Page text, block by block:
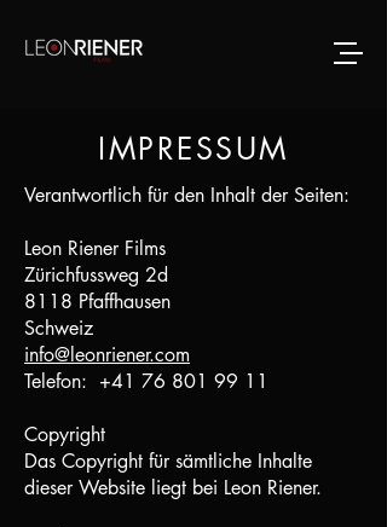
IMPRESSUM
Verantwortlich für den Inhalt der Seiten:
Leon Riener Films
Zürichfussweg 2d
8118 Pfaffhausen
Schweiz
info@leonriener.com
Telefon: +41 76 801 99 11
Copyright
Das Copyright für sämtliche Inhalte
dieser Website liegt bei Leon Riener.